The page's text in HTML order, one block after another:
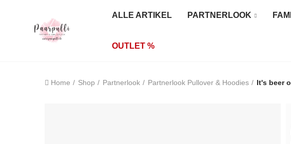
ALLE ARTIKEL PARTNERLOOK
OUTLET %
Home Shop Partnerlook Partnerlook Pullover & Hoodies It's beer